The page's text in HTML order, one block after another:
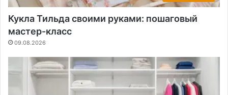
Кукла Тильда своими руками: пошаговый
мастер-класс
09.08.2026